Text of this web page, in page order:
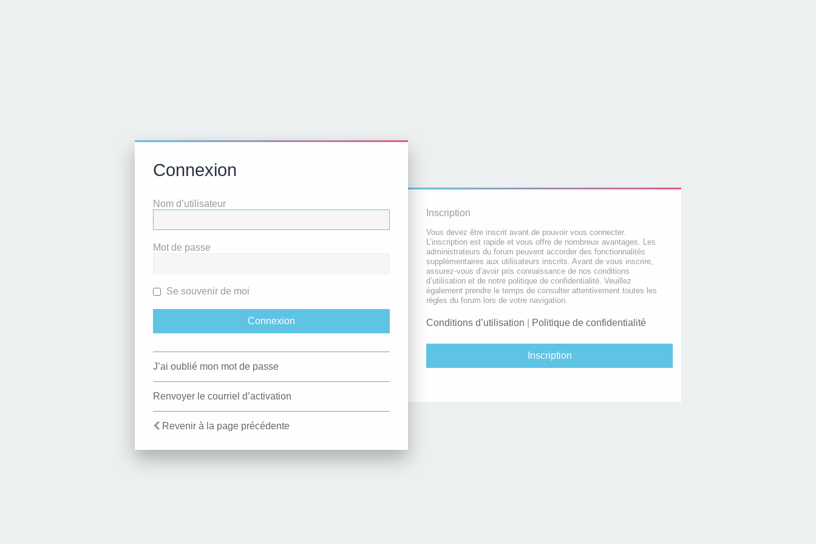
Connexion
Nom d’utilisateur
Mot de passe
Se souvenir de moi
J’ai oublié mon mot de passe
Renvoyer le courriel d’activation
Revenir à la page précédente
Inscription
Vous devez être inscrit avant de pouvoir vous connecter.
L’inscription est rapide et vous offre de nombreux avantages. Les
administrateurs du forum peuvent accorder des fonctionnalités
supplémentaires aux utilisateurs inscrits. Avant de vous inscrire,
assurez-vous d’avoir pris connaissance de nos conditions
d’utilisation et de notre politique de confidentialité. Veuillez
également prendre le temps de consulter attentivement toutes les
règles du forum lors de votre navigation.
Conditions d’utilisation Politique de confidentialité
Inscription